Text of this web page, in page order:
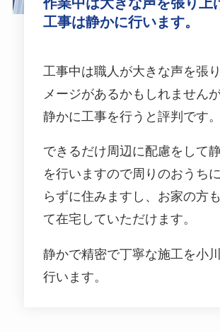
工事は静かに行います。
工事中は職人が大きな声を張
メージがあるかもしれません
静かに工事を行うと評判です。
できるだけ周辺に配慮をして
を行いますので周りのおうち
らずに住みますし、お家の方
て在宅していただけます。
静かで精密で丁寧な施工を小
行います。